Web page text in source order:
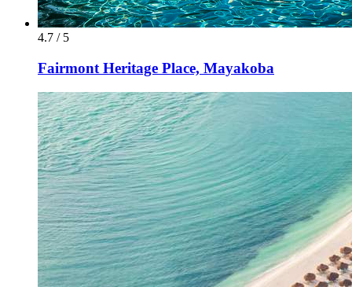
4.7 / 5
Fairmont Heritage Place, Mayakoba